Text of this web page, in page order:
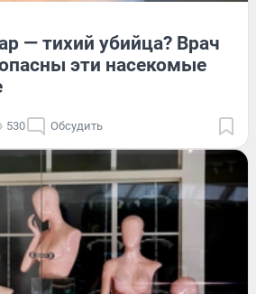
— тихий убийца? Врач
эти насекомые
530 Обсудить